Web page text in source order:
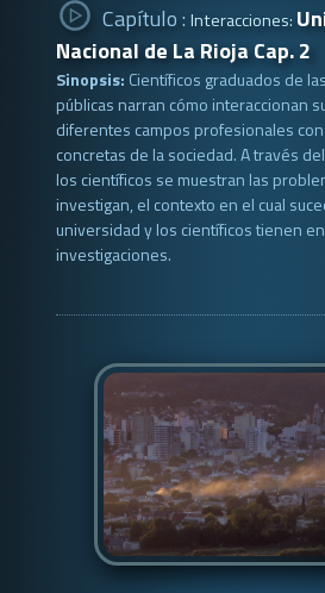
Capítulo : Interacciones:
Nacional de La Rioja Cap. 2
Sinopsis: Científicos graduados de
públicas narran cómo interaccionan
diferentes campos profesionales
concretas de la sociedad. A través
los científicos se muestran las
investigan, el contexto en el cual
universidad y los científicos tienen
investigaciones.